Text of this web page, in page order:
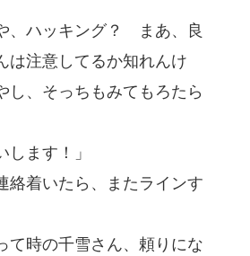
、ハッキング？ まあ、良
は注意してるか知れんけ
し、そっちもみてもろたら
します！」
絡着いたら、またラインす
時の千雪さん、頼りにな